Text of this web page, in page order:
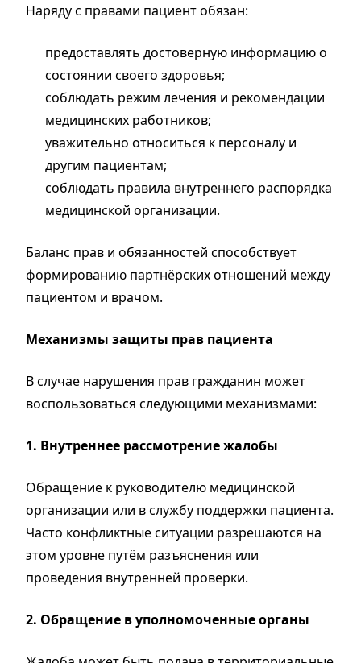
Наряду с правами пациент обязан:
предоставлять достоверную информацию о
состоянии своего здоровья;
соблюдать режим лечения и рекомендации
медицинских работников;
уважительно относиться к персоналу и
другим пациентам;
соблюдать правила внутреннего распорядка
медицинской организации.
Баланс прав и обязанностей способствует
формированию партнёрских отношений между
пациентом и врачом.
Механизмы защиты прав пациента
В случае нарушения прав гражданин может
воспользоваться следующими механизмами:
1. Внутреннее рассмотрение жалобы
Обращение к руководителю медицинской
организации или в службу поддержки пациента.
Часто конфликтные ситуации разрешаются на
этом уровне путём разъяснения или
проведения внутренней проверки.
2. Обращение в уполномоченные органы